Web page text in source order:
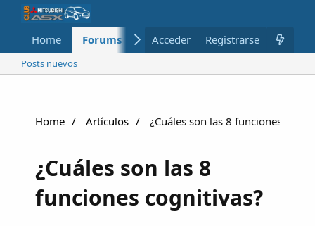
Home Forums Nuevo Miembros
Acceder Registrarse
Posts nuevos
Home Artículos ¿Cuáles son las 8 funciones
¿Cuáles son las 8
funciones cognitivas?